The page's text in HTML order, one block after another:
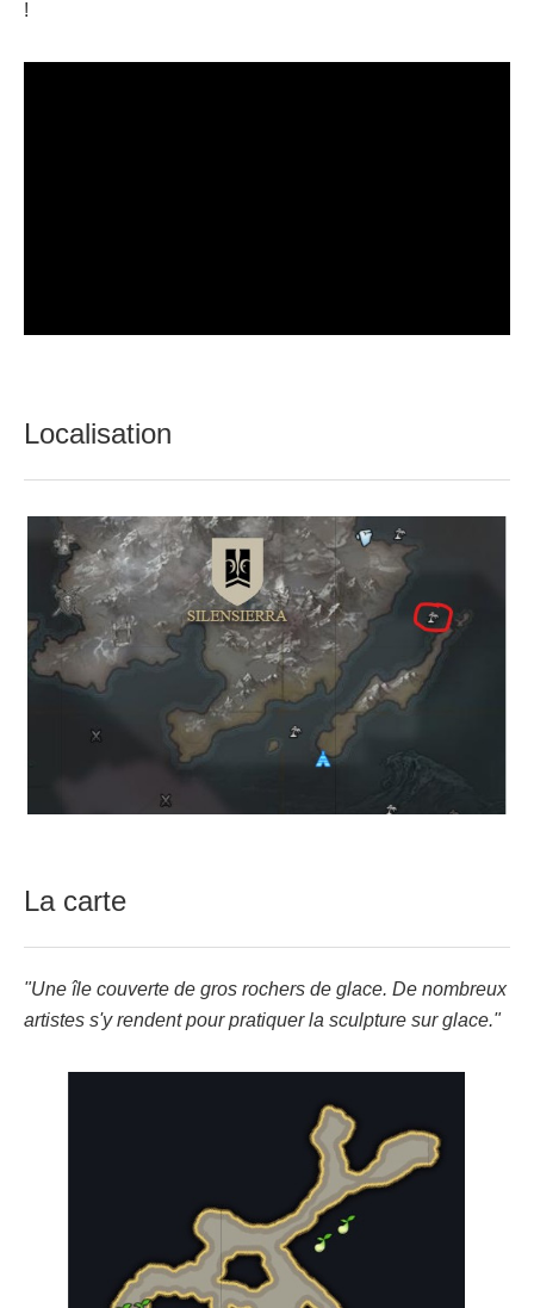
!
Localisation
La carte
"Une île couverte de gros rochers de glace. De nombreux
artistes s'y rendent pour pratiquer la sculpture sur glace."